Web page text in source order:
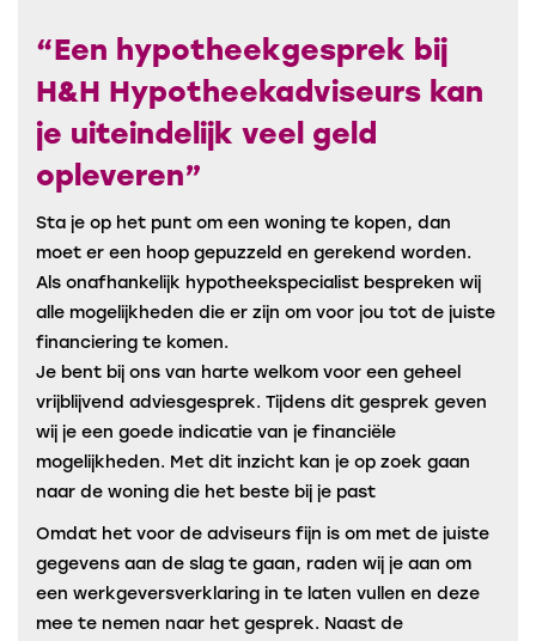
“Een hypotheekgesprek bij
H&H Hypotheekadviseurs kan
je uiteindelijk veel geld
opleveren”
Sta je op het punt om een woning te kopen, dan
moet er een hoop gepuzzeld en gerekend worden.
Als onafhankelijk hypotheekspecialist bespreken wij
alle mogelijkheden die er zijn om voor jou tot de juiste
financiering te komen.
Je bent bij ons van harte welkom voor een geheel
vrijblijvend adviesgesprek. Tijdens dit gesprek geven
wij je een goede indicatie van je financiële
mogelijkheden. Met dit inzicht kan je op zoek gaan
naar de woning die het beste bij je past
Omdat het voor de adviseurs fijn is om met de juiste
gegevens aan de slag te gaan, raden wij je aan om
een werkgeversverklaring in te laten vullen en deze
mee te nemen naar het gesprek. Naast de